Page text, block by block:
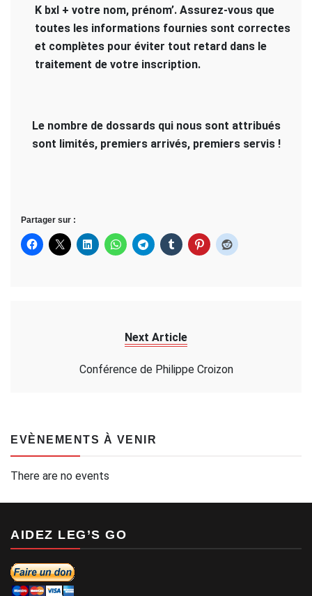
K bxl + votre nom, prénom’. Assurez-vous que
toutes les informations fournies sont correctes
et complètes pour éviter tout retard dans le
traitement de votre inscription.
Le nombre de dossards qui nous sont attribués
sont limités, premiers arrivés, premiers servis !
Partager sur :
Next Article
Conférence de Philippe Croizon
EVÈNEMENTS À VENIR
There are no events
AIDEZ LEG’S GO